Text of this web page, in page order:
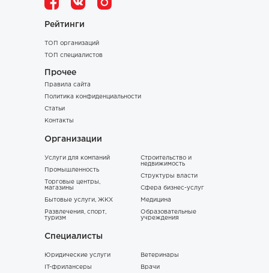
Рейтинги
ТОП организаций
ТОП специалистов
Прочее
Правила сайта
Политика конфиденциальности
Статьи
Контакты
Организации
Услуги для компаний
Промышленность
Торговые центры,
магазины
Бытовые услуги, ЖКХ
Развлечения, спорт,
туризм
Строительство и
недвижимость
Структуры власти
Сфера бизнес-услуг
Медицина
Образовательные
учреждения
Специалисты
Юридические услуги
IT-фрилансеры
Ветеринары
Врачи